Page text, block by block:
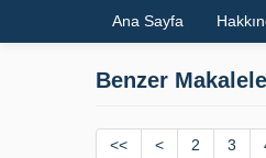
Ana Sayfa
Benzer
<< < 2 3